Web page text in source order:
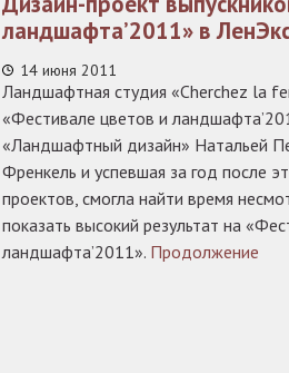
ландшафта’2011» в
14 июня 2011
Ландшафтная студия «Cherchez la
«Фестивале цветов и
«Ландшафтный дизайн» Натальей
Френкель и успевшая за год после
проектов, смогла найти время
показать высокий результат на
ландшафта’2011». Продолжение